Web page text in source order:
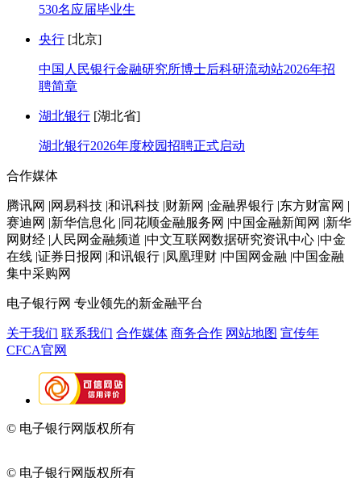
530名应届毕业生
央行 [北京]
中国人民银行金融研究所博士后科研流动站2026年招
聘简章
湖北银行 [湖北省]
湖北银行2026年度校园招聘正式启动
合作媒体
腾讯网 |网易科技 |和讯科技 |财新网 |金融界银行 |东方财富网 |
赛迪网 |新华信息化 |同花顺金融服务网 |中国金融新闻网 |新华
网财经 |人民网金融频道 |中文互联网数据研究资讯中心 |中金
在线 |证券日报网 |和讯银行 |凤凰理财 |中国网金融 |中国金融
集中采购网
电子银行网 专业领先的新金融平台
关于我们 联系我们 合作媒体 商务合作 网站地图 宣传年
CFCA官网
© 电子银行网版权所有
© 电子银行网版权所有